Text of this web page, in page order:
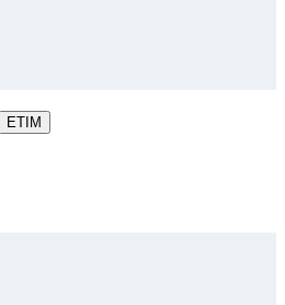
ETIM